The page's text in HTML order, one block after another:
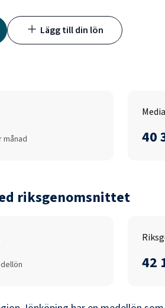
Lägg till din lön
månad 40
riksgenomsnittet
42